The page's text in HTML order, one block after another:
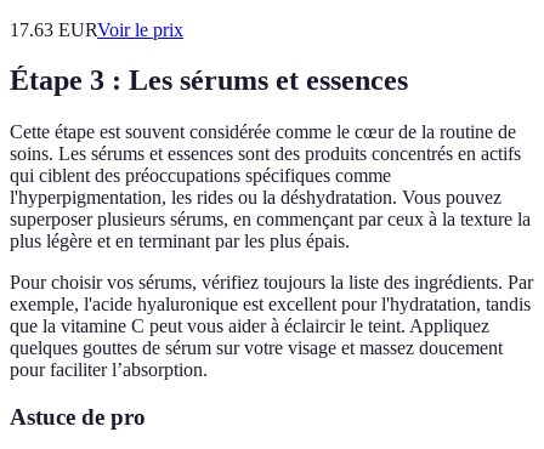
17.63 EURVoir le prix
Étape 3 : Les sérums et essences
Cette étape est souvent considérée comme le cœur de la routine de
soins. Les sérums et essences sont des produits concentrés en actifs
qui ciblent des préoccupations spécifiques comme
l'hyperpigmentation, les rides ou la déshydratation. Vous pouvez
superposer plusieurs sérums, en commençant par ceux à la texture la
plus légère et en terminant par les plus épais.
Pour choisir vos sérums, vérifiez toujours la liste des ingrédients. Par
exemple, l'acide hyaluronique est excellent pour l'hydratation, tandis
que la vitamine C peut vous aider à éclaircir le teint. Appliquez
quelques gouttes de sérum sur votre visage et massez doucement
pour faciliter l’absorption.
Astuce de pro